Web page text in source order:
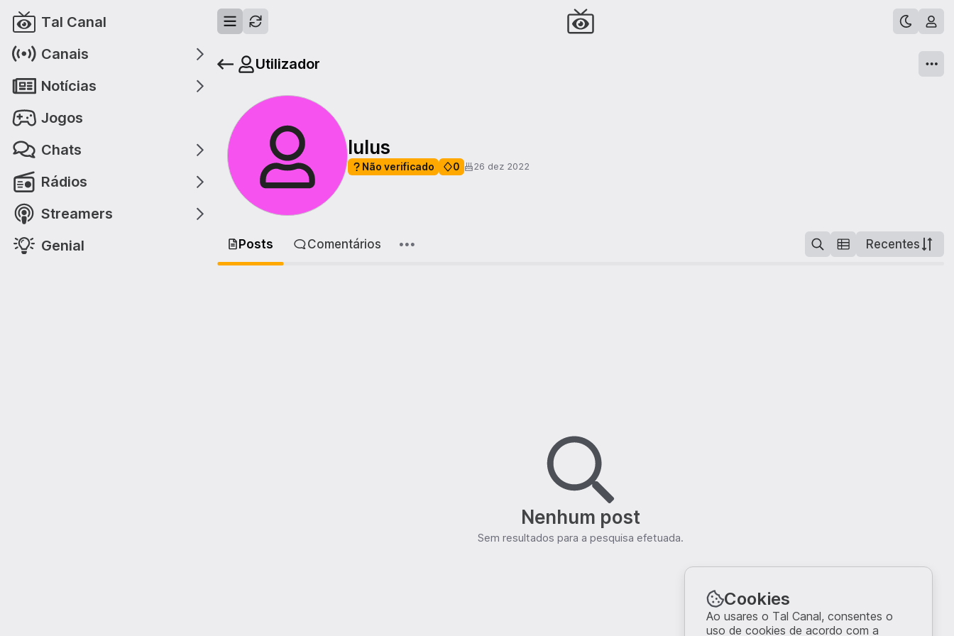
Tal Canal
Canais
Notícias
Jogos
Chats
Rádios
Streamers
Genial
Utilizador
lulus
Não verificado 0 26 dez 2022
Posts Comentários Recentes
Nenhum post
Sem resultados para a pesquisa efetuada.
Cookies
Ao usares o Tal Canal, consentes o
uso de cookies de acordo com a